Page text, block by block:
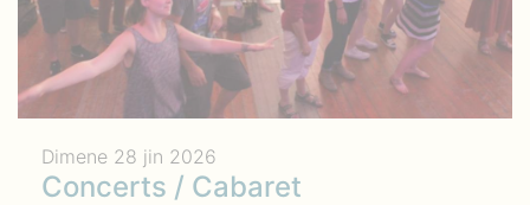
Dimene 28 jin 2026
Concerts / Cabaret